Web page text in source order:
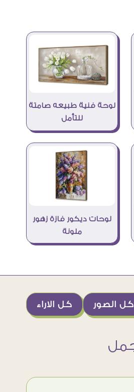
لوحة فنية طبيعه صامتة
للتأمل
لوحات ديكور فازة زهور
ملونة
كل الاراء كل الصور